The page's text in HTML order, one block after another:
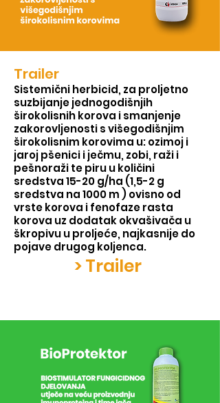
Trailer
Sistemični herbicid, za proljetno
suzbijanje jednogodišnjih
širokolisnih korova i smanjenje
zakorovljenosti s višegodišnjim
širokolisnim korovima u: ozimoj i
jaroj pšenici i ječmu, zobi, raži i
pešnoraži te piru u količini
sredstva 15-20 g/ha (1,5-2 g
sredstva na 1000 m ) ovisno od
vrste korova i fenofaze rasta
korova uz dodatak okvašivača u
škropivu u proljeće, najkasnije do
pojave drugog koljenca.
> Trailer